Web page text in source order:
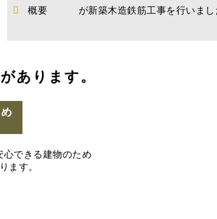
概要
が新築木造鉄筋工事を行いまし
あります。
できる建物のため
ます。